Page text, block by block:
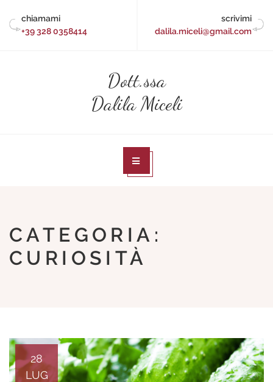
content
chiamami
+39 328 0358414
scrivimi
dalila.miceli@gmail.com
Dott.ssa
Dalila Miceli
CATEGORIA:
CURIOSITÀ
28
LUG